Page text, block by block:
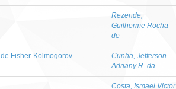
Rezende,
Guilherme Rocha
de
Fisher-Kolmogorov
Cunha, Jefferson
Adriany R. da
Costa, Ismael Victor